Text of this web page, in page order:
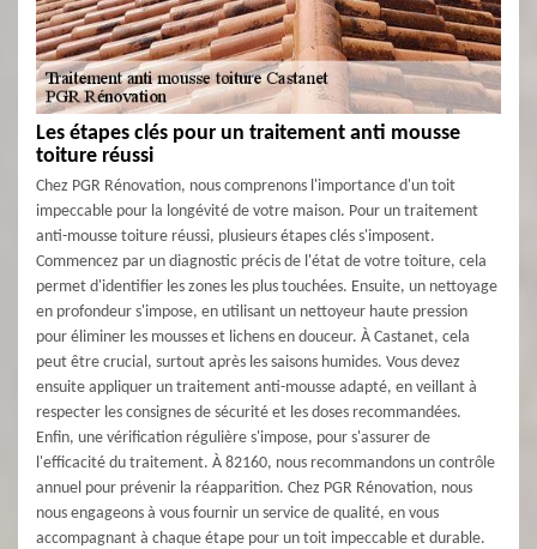
Les étapes clés pour un traitement anti mousse
toiture réussi
Chez PGR Rénovation, nous comprenons l'importance d'un toit
impeccable pour la longévité de votre maison. Pour un traitement
anti-mousse toiture réussi, plusieurs étapes clés s'imposent.
Commencez par un diagnostic précis de l'état de votre toiture, cela
permet d'identifier les zones les plus touchées. Ensuite, un nettoyage
en profondeur s'impose, en utilisant un nettoyeur haute pression
pour éliminer les mousses et lichens en douceur. À Castanet, cela
peut être crucial, surtout après les saisons humides. Vous devez
ensuite appliquer un traitement anti-mousse adapté, en veillant à
respecter les consignes de sécurité et les doses recommandées.
Enfin, une vérification régulière s'impose, pour s'assurer de
l'efficacité du traitement. À 82160, nous recommandons un contrôle
annuel pour prévenir la réapparition. Chez PGR Rénovation, nous
nous engageons à vous fournir un service de qualité, en vous
accompagnant à chaque étape pour un toit impeccable et durable.